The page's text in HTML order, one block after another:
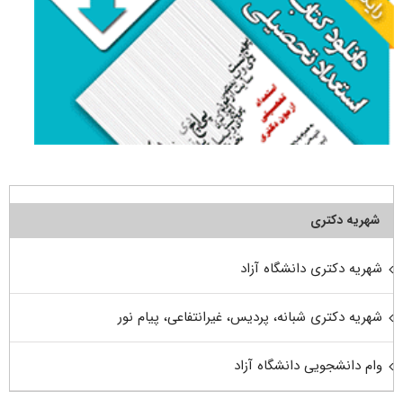
شهریه دکتری
شهریه دکتری دانشگاه آزاد
شهریه دکتری شبانه، پردیس، غیرانتفاعی، پیام نور
وام دانشجویی دانشگاه آزاد